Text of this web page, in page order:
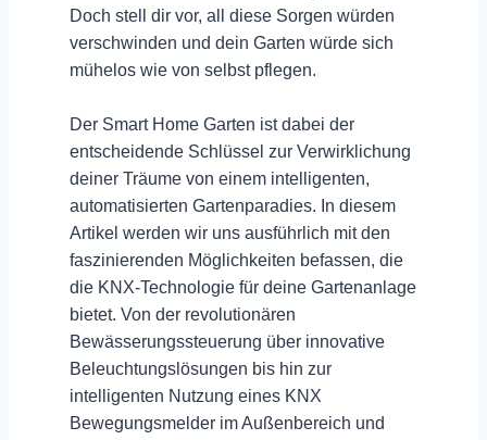
Doch stell dir vor, all diese Sorgen würden
verschwinden und dein Garten würde sich
mühelos wie von selbst pflegen.
Der Smart Home Garten ist dabei der
entscheidende Schlüssel zur Verwirklichung
deiner Träume von einem intelligenten,
automatisierten Gartenparadies. In diesem
Artikel werden wir uns ausführlich mit den
faszinierenden Möglichkeiten befassen, die
die KNX-Technologie für deine Gartenanlage
bietet. Von der revolutionären
Bewässerungssteuerung über innovative
Beleuchtungslösungen bis hin zur
intelligenten Nutzung eines KNX
Bewegungsmelder im Außenbereich und